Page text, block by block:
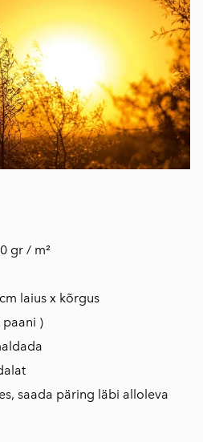
gr / m²
laius x kõrgus
paani )
saada päring läbi alloleva